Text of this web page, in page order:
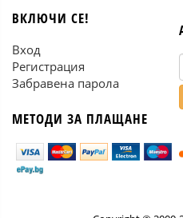
ВКЛЮЧИ СЕ!
Вход
Регистрация
Забравена парола
МЕТОДИ ЗА ПЛАЩАНЕ